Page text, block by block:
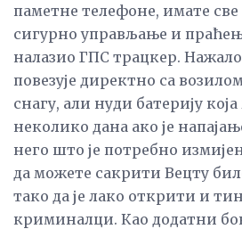
паметне телефоне, имате све
сигурно управљање и
налазио ГПС трацкер.
повезује директно са
снагу, али нуди батерију
неколико дана ако је
него што је потребно
да можете сакрити Вецту
тако да је лако открити и
криминалци. Као додатни